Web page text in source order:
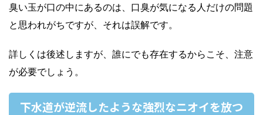
臭い玉が口の中にあるのは、口臭が気になる人だけの問題
と思われがちですが、それは誤解です。
詳しくは後述しますが、誰にでも存在するからこそ、注意
が必要でしょう。
下水道が逆流したような強烈なニオイを放つ